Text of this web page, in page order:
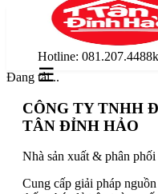
Hotline: 081.207.4488
☰
Đang tải...
CÔNG TY TNHH
TÂN ĐỈNH HẢO
Nhà sản xuất & phân
Cung cấp giải pháp